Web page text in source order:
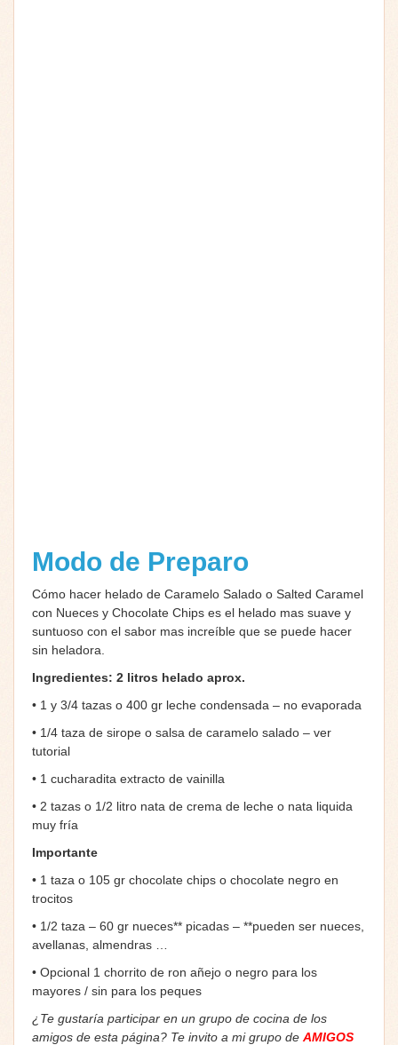
Modo de Preparo
Cómo hacer helado de Caramelo Salado o Salted Caramel
con Nueces y Chocolate Chips es el helado mas suave y
suntuoso con el sabor mas increíble que se puede hacer
sin heladora.
Ingredientes: 2 litros helado aprox.
• 1 y 3/4 tazas o 400 gr leche condensada – no evaporada
• 1/4 taza de sirope o salsa de caramelo salado – ver
tutorial
• 1 cucharadita extracto de vainilla
• 2 tazas o 1/2 litro nata de crema de leche o nata liquida
muy fría
Importante
• 1 taza o 105 gr chocolate chips o chocolate negro en
trocitos
• 1/2 taza – 60 gr nueces** picadas – **pueden ser nueces,
avellanas, almendras …
• Opcional 1 chorrito de ron añejo o negro para los
mayores / sin para los peques
¿Te gustaría participar en un grupo de cocina de los
amigos de esta página? Te invito a mi grupo de AMIGOS